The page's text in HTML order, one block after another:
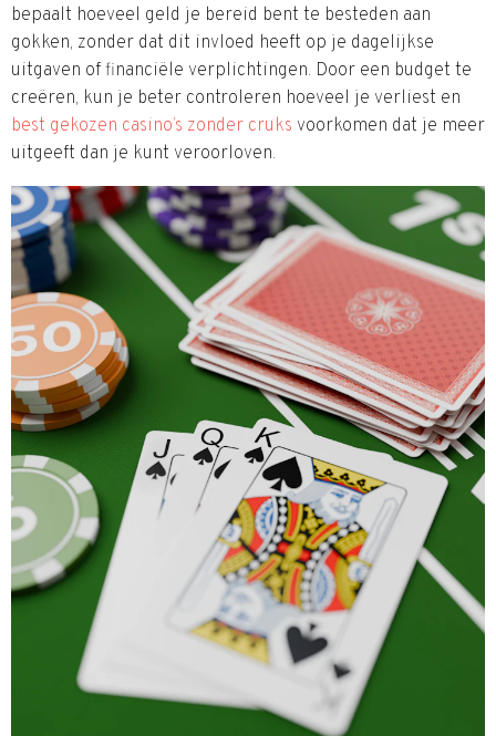
bepaalt hoeveel geld je bereid bent te besteden aan
gokken, zonder dat dit invloed heeft op je dagelijkse
uitgaven of financiële verplichtingen. Door een budget te
creëren, kun je beter controleren hoeveel je verliest en
best gekozen casino’s zonder cruks voorkomen dat je meer
uitgeeft dan je kunt veroorloven.